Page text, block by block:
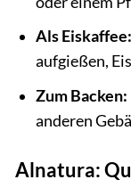
Als Eiskaffee:
aufgießen,
Zum Backen:
anderen
Alnatura: